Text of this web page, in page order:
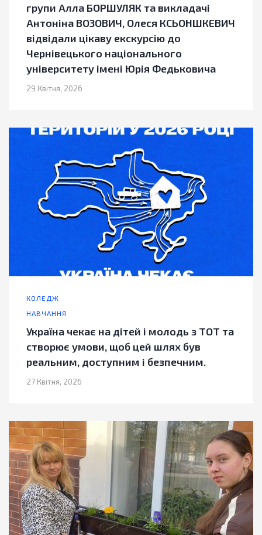
групи Алла БОРШУЛЯК та викладачі
Антоніна ВОЗОВИЧ, Олеся КСЬОНШКЕВИЧ
відвідали цікаву екскурсію до
Чернівецького національного
університету імені Юрія Федьковича
29 Квітня, 2026
КОЛЕДЖ
НАВЧАННЯ
Україна чекає на дітей і молодь з ТОТ та
створює умови, щоб цей шлях був
реальним, доступним і безпечним.
27 Квітня, 2026